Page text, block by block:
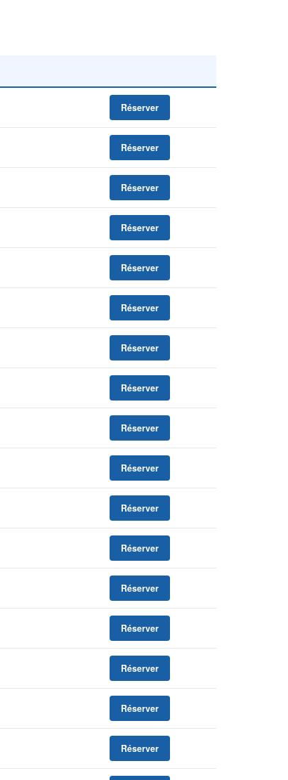
Réserver
Réserver
Réserver
Réserver
Réserver
Réserver
Réserver
Réserver
Réserver
Réserver
Réserver
Réserver
Réserver
Réserver
Réserver
Réserver
Réserver